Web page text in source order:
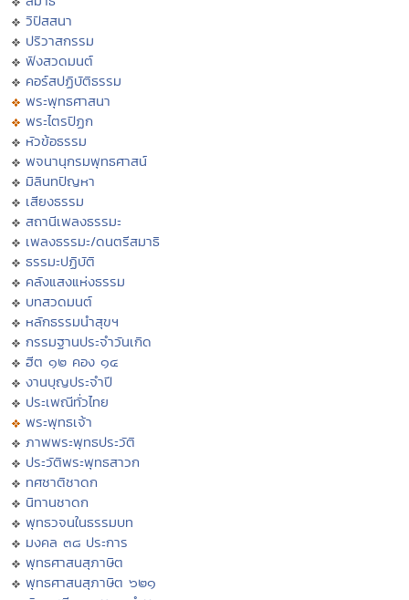
วิปัสสนา
ปริวาสกรรม
ฟังสวดมนต์
คอร์สปฏิบัติธรรม
พระพุทธศาสนา
พระไตรปิฏก
หัวข้อธรรม
พจนานุกรมพุทธศาสน์
มิลินทปัญหา
เสียงธรรม
สถานีเพลงธรรมะ
เพลงธรรมะ/ดนตรีสมาธิ
ธรรมะปฏิบัติ
คลังแสงแห่งธรรม
บทสวดมนต์
หลักธรรมนำสุขฯ
กรรมฐานประจำวันเกิด
ฮีต ๑๒ คอง ๑๔
งานบุญประจำปี
ประเพณีทั่วไทย
พระพุทธเจ้า
ภาพพระพุทธประวัติ
ประวัติพระพุทธสาวก
ทศชาติชาดก
นิทานชาดก
พุทธวจนในธรรมบท
มงคล ๓๘ ประการ
พุทธศาสนสุภาษิต
พุทธศาสนสุภาษิต ๖๒๑